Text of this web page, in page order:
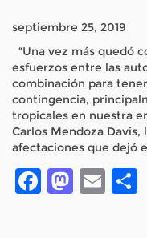
septiembre 25, 2019
“Una vez más quedó
esfuerzos entre las
combinación para
contingencia,
tropicales en nuestra
Carlos Mendoza
afectaciones que dejó